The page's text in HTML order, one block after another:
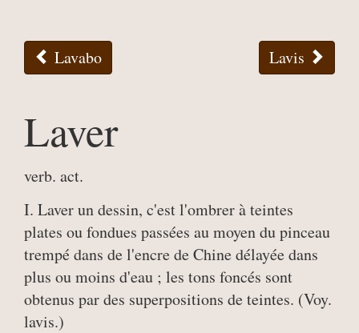
Lavabo Lavis
Laver
verb. act.
I. Laver un dessin, c'est l'ombrer à teintes
plates ou fondues passées au moyen du pinceau
trempé dans de l'encre de Chine délayée dans
plus ou moins d'eau ; les tons foncés sont
obtenus par des superpositions de teintes. (Voy.
lavis.)